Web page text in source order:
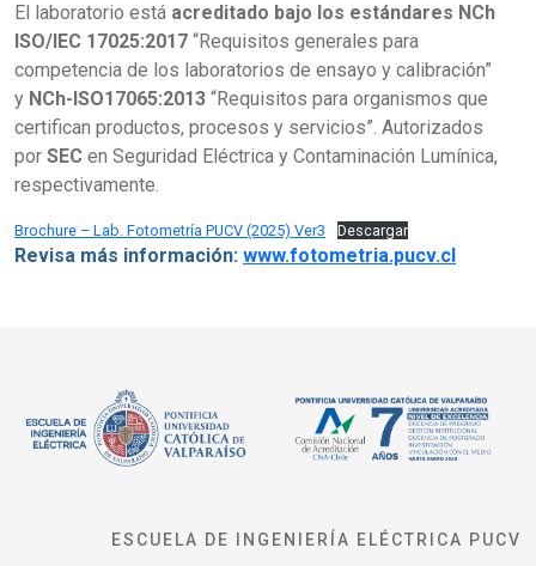
El laboratorio está acreditado bajo los estándares NCh
ISO/IEC 17025:2017 “Requisitos generales para
competencia de los laboratorios de ensayo y calibración”
y NCh-ISO17065:2013 “Requisitos para organismos que
certifican productos, procesos y servicios”. Autorizados
por SEC en Seguridad Eléctrica y Contaminación Lumínica,
respectivamente.
Brochure – Lab. Fotometría PUCV (2025) Ver3 Descargar
Revisa más información: www.fotometria.pucv.cl
ESCUELA DE INGENIERÍA ELÉCTRICA PUCV